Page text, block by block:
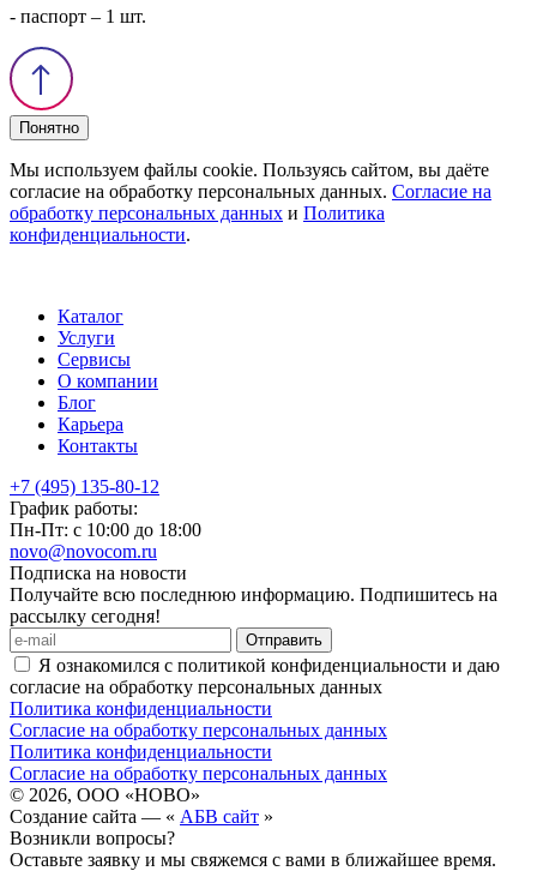
- паспорт – 1 шт.
Понятно
Мы используем файлы cookie. Пользуясь сайтом, вы даёте
согласие на обработку персональных данных. Согласие на
обработку персональных данных и Политика
конфиденциальности.
Каталог
Услуги
Сервисы
О компании
Блог
Карьера
Контакты
+7 (495) 135-80-12
График работы:
Пн-Пт: с 10:00 до 18:00
novo@novocom.ru
Подписка на новости
Получайте всю последнюю информацию. Подпишитесь на
рассылку сегодня!
Отправить
Я ознакомился с политикой конфиденциальности и даю
согласие на обработку персональных данных
Политика конфиденциальности
Согласие на обработку персональных данных
Политика конфиденциальности
Согласие на обработку персональных данных
© 2026, ООО «НОВО»
Создание сайта — « АБВ сайт »
Возникли вопросы?
Оставьте заявку и мы свяжемся с вами в ближайшее время.